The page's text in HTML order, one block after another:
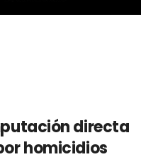
directa
homicidios